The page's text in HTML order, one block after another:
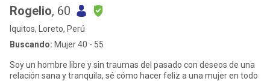
Rogelio, 60
Iquitos, Loreto, Perú
Buscando: Mujer 40 - 55
Soy un hombre libre y sin traumas del pasado con deseos de una
relación sana y tranquila, sé cómo hacer feliz a una mujer en todo